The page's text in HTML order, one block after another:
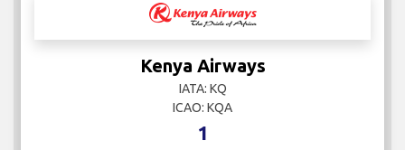
Kenya Airways
IATA: KQ
ICAO: KQA
1